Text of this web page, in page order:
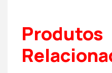
Produtos